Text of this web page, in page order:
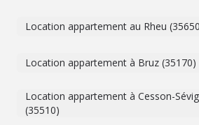
Location appartement au Rheu
Location appartement à Bruz (35170)
Location appartement à Cesson-
(35510)